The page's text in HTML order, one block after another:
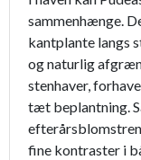
sammenhænge.
kantplante langs
og naturlig
stenhaver,
tæt beplantning.
fine kontraster i